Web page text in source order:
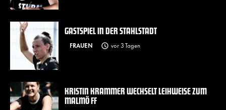
GASTSPIEL IN DER STAHLSTADT
FRAUEN vor 3 Tagen
KRISTIN KRAMMER WECHSELT LEIHWEISE ZUM
MALMÖ FF